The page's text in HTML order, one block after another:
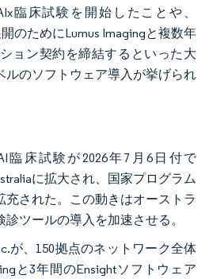
臨床試験を開始したことや、
のためにLumus Imagingと複数年
ョン契約を締結するといった大
ルのソフトウェア導入が挙げられ
臨床試験が2026年7月6日付で
に拡大され、国家プログラム
充された。この動きはオーストラ
ツールの導入を加速させる。
が、150拠点のネットワーク全体
と3年間のEnsightソフトウェア